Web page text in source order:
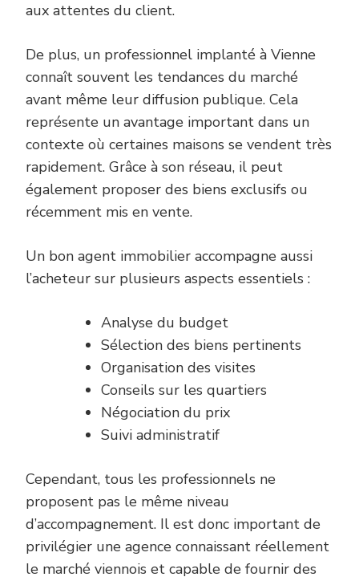
aux attentes du client.
De plus, un professionnel implanté à Vienne
connaît souvent les tendances du marché
avant même leur diffusion publique. Cela
représente un avantage important dans un
contexte où certaines maisons se vendent très
rapidement. Grâce à son réseau, il peut
également proposer des biens exclusifs ou
récemment mis en vente.
Un bon agent immobilier accompagne aussi
l’acheteur sur plusieurs aspects essentiels :
Analyse du budget
Sélection des biens pertinents
Organisation des visites
Conseils sur les quartiers
Négociation du prix
Suivi administratif
Cependant, tous les professionnels ne
proposent pas le même niveau
d’accompagnement. Il est donc important de
privilégier une agence connaissant réellement
le marché viennois et capable de fournir des